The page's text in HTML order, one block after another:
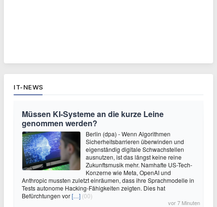
IT-NEWS
Müssen KI-Systeme an die kurze Leine
genommen werden?
Berlin (dpa) - Wenn Algorithmen
Sicherheitsbarrieren überwinden und
eigenständig digitale Schwachstellen
ausnutzen, ist das längst keine reine
Zukunftsmusik mehr. Namhafte US-Tech-
Konzerne wie Meta, OpenAI und
Anthropic mussten zuletzt einräumen, dass ihre Sprachmodelle in
Tests autonome Hacking-Fähigkeiten zeigten. Dies hat
Befürchtungen vor[…] (00)
vor 7 Minuten